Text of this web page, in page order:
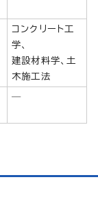
コンクリート工
学、
建設材料学、土
木施工法
―